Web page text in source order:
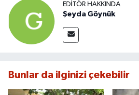
EDITÖR HAKKINDA
Şeyda Göynük
Bunlar da ilginizi çekebilir